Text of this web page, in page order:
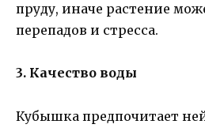
пруду, иначе растение
перепадов и стресса.
3. Качество воды
Кубышка предпочитает